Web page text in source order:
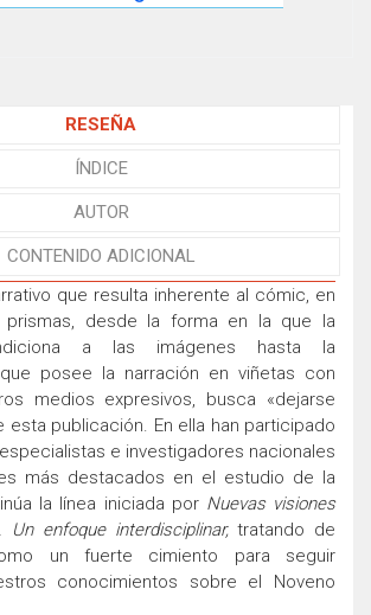
RESEÑA
ÍNDICE
AUTOR
CONTENIDO ADICIONAL
que resulta inherente al cómic, en
prismas, desde la forma en la que la
a las imágenes hasta la
posee la narración en viñetas con
medios expresivos, busca «dejarse
esta publicación. En ella han participado
e investigadores nacionales
más destacados en el estudio de la
la línea iniciada por Nuevas visiones
enfoque interdisciplinar,tratando de
un fuerte cimiento para seguir
conocimientos sobre el Noveno